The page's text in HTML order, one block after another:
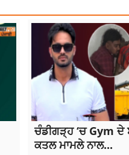
ਚੰਡੀਗੜ੍ਹ ‘ਚ Gym ਦੇ
ਕਤਲ ਮਾਮਲੇ ਨਾਲ...